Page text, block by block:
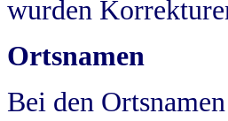
wurden
Ortsnamen
Bei den